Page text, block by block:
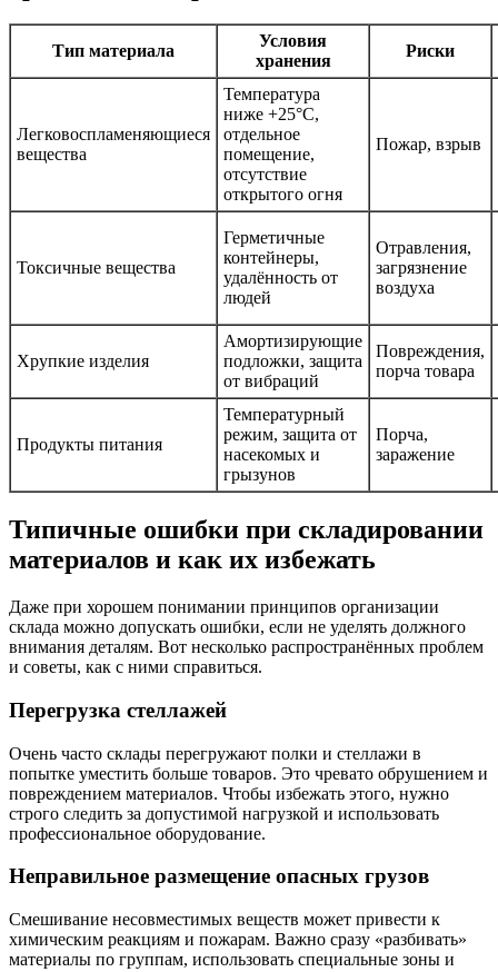
Тип материала
Условия
хранения
Риски
Легковоспламеняющиеся
вещества
Температура
ниже +25°С,
отдельное
помещение,
отсутствие
открытого огня
Пожар, взрыв
Токсичные вещества
Герметичные
контейнеры,
удалённость от
людей
Отравления,
загрязнение
воздуха
Хрупкие изделия
Амортизирующие
подложки, защита
от вибраций
Повреждения,
порча товара
Продукты питания
Температурный
режим, защита от
насекомых и
грызунов
Порча,
заражение
Типичные ошибки при складировании
материалов и как их избежать
Даже при хорошем понимании принципов организации
склада можно допускать ошибки, если не уделять должного
внимания деталям. Вот несколько распространённых проблем
и советы, как с ними справиться.
Перегрузка стеллажей
Очень часто склады перегружают полки и стеллажи в
попытке уместить больше товаров. Это чревато обрушением и
повреждением материалов. Чтобы избежать этого, нужно
строго следить за допустимой нагрузкой и использовать
профессиональное оборудование.
Неправильное размещение опасных грузов
Смешивание несовместимых веществ может привести к
химическим реакциям и пожарам. Важно сразу «разбивать»
материалы по группам, использовать специальные зоны и